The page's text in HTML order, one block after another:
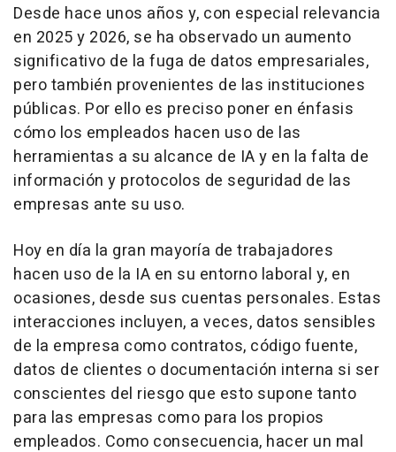
Desde hace unos años y, con especial relevancia
en 2025 y 2026, se ha observado un aumento
significativo de la fuga de datos empresariales,
pero también provenientes de las instituciones
públicas. Por ello es preciso poner en énfasis
cómo los empleados hacen uso de las
herramientas a su alcance de IA y en la falta de
información y protocolos de seguridad de las
empresas ante su uso.
Hoy en día la gran mayoría de trabajadores
hacen uso de la IA en su entorno laboral y, en
ocasiones, desde sus cuentas personales. Estas
interacciones incluyen, a veces, datos sensibles
de la empresa como contratos, código fuente,
datos de clientes o documentación interna si ser
conscientes del riesgo que esto supone tanto
para las empresas como para los propios
empleados. Como consecuencia, hacer un mal